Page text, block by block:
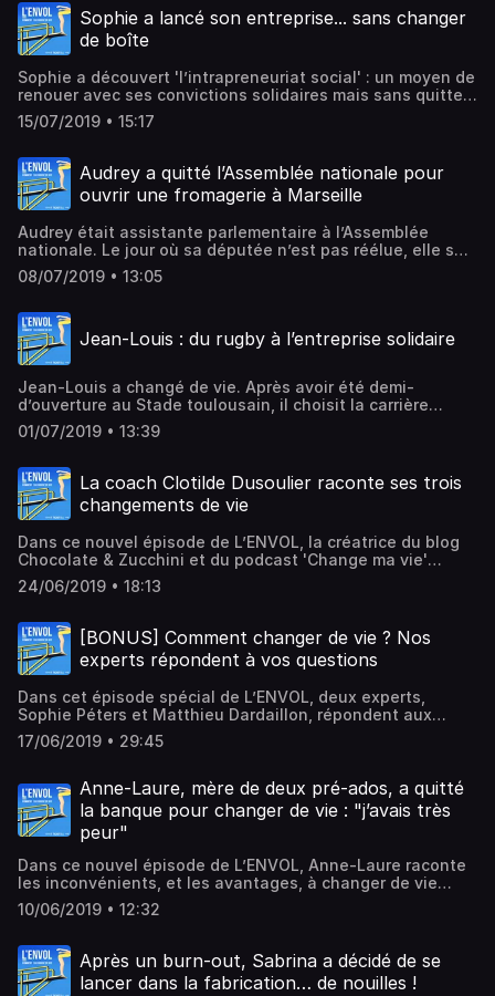
d'informations.Sophie a lancé son entreprise... sans changer
de boîte
Sophie a découvert 'l’intrapreneuriat social' : un moyen de
renouer avec ses convictions solidaires mais sans quitter
son entreprise. Témoignage d’un changement de vie
radical… sans démissionner.Hébergé par Audiomeans.
plus d'informations.
15/07/2019 • 15:17
Audrey a quitté l’Assemblée nationale pour
ouvrir une fromagerie à Marseille
Audrey était assistante parlementaire à l’Assemblée
nationale. Le jour où sa députée n’est pas réélue, elle se
demande quoi faire de sa vie. Témoignage d’un
changement de vie radical.Hébergé par Audiomeans.
plus d'informations.
08/07/2019 • 13:05
Jean-Louis : du rugby à l’entreprise solidaire
Jean-Louis a changé de vie. Après avoir été demi-
d’ouverture au Stade toulousain, il choisit la carrière
d’entrepreneur et oeuvre pour l’emploi des personnes en
situation de handicap. Témoignage dans le podcast
audiomeans.fr/politique-de-confidentialite pour plus
d'informations.
01/07/2019 • 13:39
La coach Clotilde Dusoulier raconte ses trois
changements de vie
Dans ce nouvel épisode de L’ENVOL, la créatrice du blog
Chocolate & Zucchini et du podcast 'Change ma vie'
raconte son ancien métier… d’ingénieure en
informatique.Hébergé par Audiomeans. Visitez
d'informations.
24/06/2019 • 18:13
[BONUS] Comment changer de vie ? Nos
experts répondent à vos questions
Dans cet épisode spécial de L’ENVOL, deux experts,
Sophie Péters et Matthieu Dardaillon, répondent aux
questions de candidats au changement de vie.Hébergé
par Audiomeans. Visitez audiomeans.fr/politique-de-
17/06/2019 • 29:45
Anne-Laure, mère de deux pré-ados, a quitté
la banque pour changer de vie : "j’avais très
peur"
Dans ce nouvel épisode de L’ENVOL, Anne-Laure raconte
les inconvénients, et les avantages, à changer de vie
quand on est mère de famille. Hébergé par Audiomeans.
Visitez audiomeans.fr/politique-de-confidentialite pour
10/06/2019 • 12:32
Après un burn-out, Sabrina a décidé de se
lancer dans la fabrication… de nouilles !